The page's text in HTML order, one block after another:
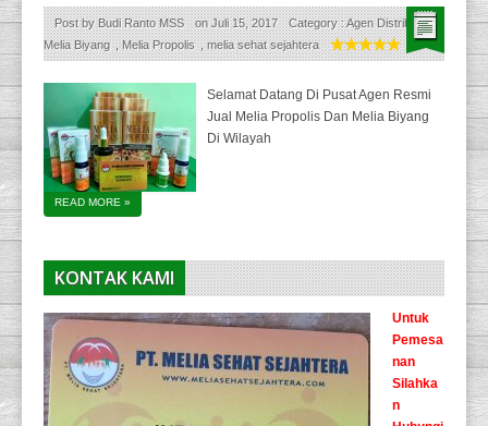
Post byBudi Ranto MSS onJuli 15, 2017 Category :Agen Distributor
Melia Biyang ,Melia Propolis ,melia sehat sejahtera
Selamat Datang Di Pusat Agen Resmi
Jual Melia Propolis Dan Melia Biyang
Di Wilayah
READ MORE »
KONTAK KAMI
Untuk
Pemesa
nan
Silahka
n